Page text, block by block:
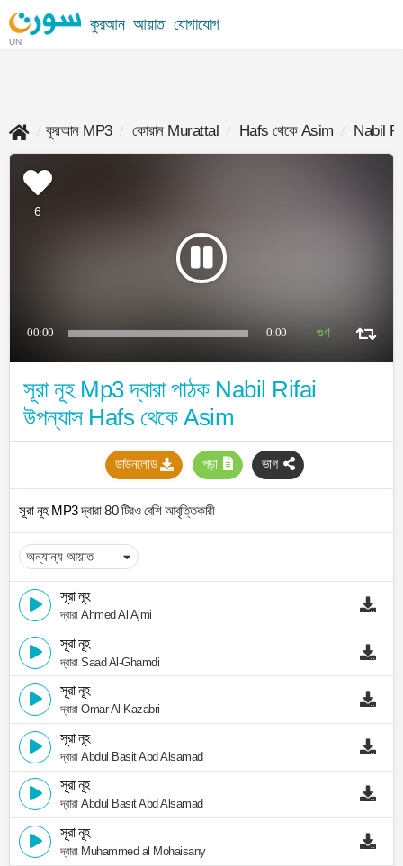
UN
কুরআন আয়াত যোগাযোগ
কুরআন MP3 কোরান Murattal Hafs থেকে Asim Nabil
6
00:00 0:00
সূরা নূহ Mp3 দ্বারা পাঠক Nabil Rifai
উপন্যাস Hafs থেকে Asim
ডাউনলোড পড়া ভাগ
সূরা নূহ MP3দ্বারা 80 টিরও বেশি আবৃত্তিকারী
সূরা নূহ
দ্বারা Ahmed Al Ajmi
সূরা নূহ
দ্বারা Saad Al-Ghamdi
সূরা নূহ
দ্বারা Omar Al Kazabri
সূরা নূহ
দ্বারা Abdul Basit Abd Alsamad
সূরা নূহ
দ্বারা Abdul Basit Abd Alsamad
সূরা নূহ
দ্বারা Muhammed al Mohaisany